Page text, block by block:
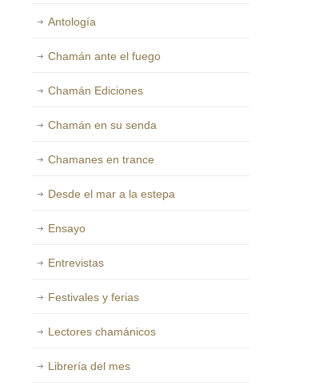
Antología
Chamán ante el fuego
Chamán Ediciones
Chamán en su senda
Chamanes en trance
Desde el mar a la estepa
Ensayo
Entrevistas
Festivales y ferias
Lectores chamánicos
Librería del mes